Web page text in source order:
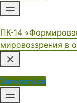
ПК-14
мировоззрения в
Записаться